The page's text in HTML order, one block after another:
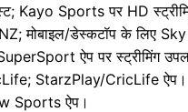
Kayo Sports पर HD
मोबाइल/डेस्कटॉप के लिए
ऐप पर स्ट्रीमिंग
StarzPlay/CricLife ऐप।
Sports ऐप।